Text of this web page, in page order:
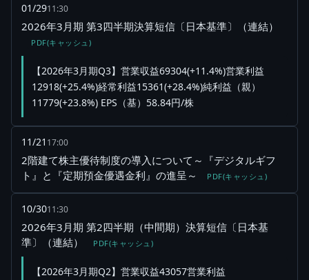
01/2911:30
2026年3月期 第3四半期決算短信〔日本基準〕（連結）
PDF(キャッシュ)
【2026年3月期Q3】営業収益69304(+11.4%)営業利益
12918(+25.4%)経常利益15361(+28.4%)純利益（親）
11779(+23.8%) EPS（基）58.84円/株
11/21 17:00
2階建て株主優待制度の導入について～『デジタルギフ
ト』と『定期預金優遇金利』の進呈～
PDF(キャッシュ)
10/3011:30
2026年3月期 第2四半期（中間期）決算短信〔日本基
準〕（連結）
PDF(キャッシュ)
【2026年3月期Q2】営業収益43057営業利益